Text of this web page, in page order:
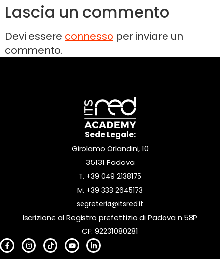
Lascia un commento
Devi essere connesso per inviare un
commento.
Sede Legale:
Girolamo Orlandini, 10
35131 Padova
T. +39 049 2138175
M. +39 338 2645173
segreteria@itsred.it
Iscrizione al Registro prefettizio di Padova n.58P
CF: 92231080281